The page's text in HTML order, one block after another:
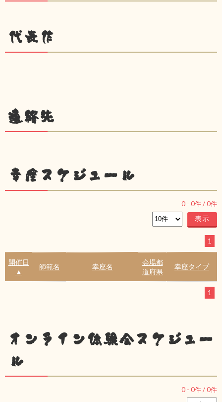
代表作
連絡先
幸座スケジュール
0 - 0件 /0件
1
開催日
▲
師範名 幸座名
会場都
道府県
幸座タイプ
1
オンライン体験会スケジュー
ル
0 - 0件 /0件